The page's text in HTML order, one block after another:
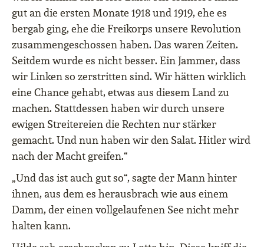
gut an die ersten Monate 1918 und 1919, ehe es
bergab ging, ehe die Freikorps unsere Revolution
zusammengeschossen haben. Das waren Zeiten.
Seitdem wurde es nicht besser. Ein Jammer, dass
wir Linken so zerstritten sind. Wir hätten wirklich
eine Chance gehabt, etwas aus diesem Land zu
machen. Stattdessen haben wir durch unsere
ewigen Streitereien die Rechten nur stärker
gemacht. Und nun haben wir den Salat. Hitler wird
nach der Macht greifen.“
„Und das ist auch gut so“, sagte der Mann hinter
ihnen, aus dem es herausbrach wie aus einem
Damm, der einen vollgelaufenen See nicht mehr
halten kann.